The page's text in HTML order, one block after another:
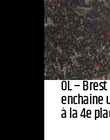
OL –
enchaîne
à la 4e